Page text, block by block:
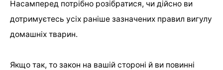
Насамперед потрібно розібратися, чи дійсно ви
дотримуєтесь усіх раніше зазначених правил вигулу
домашніх тварин.
Якщо так, то закон на вашій стороні й ви повинні